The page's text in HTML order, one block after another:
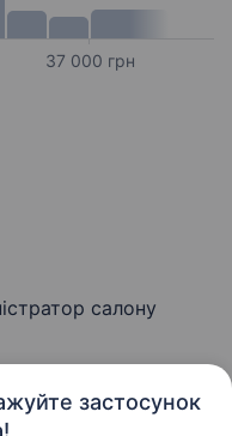
застосунок
37 000 грн
салону